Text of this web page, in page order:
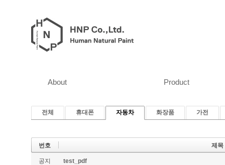
About Product
전체 휴대폰 자동차 화장품 가전
번호 제목
공지
test_pdf